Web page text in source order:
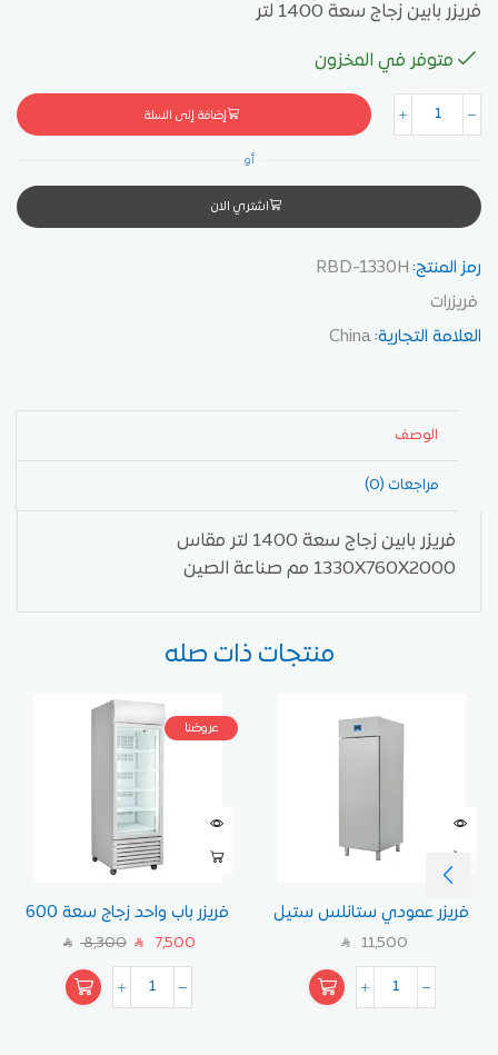
فريزر بابين زجاج سعة 1400 لتر
متوفر في المخزون
إضافة إلى السلة
أو
اشتري الان
رمز المنتج: RBD-1330H
فريزرات
العلامة التجارية:China
الوصف
مراجعات (0)
فريزر بابين زجاج سعة 1400 لتر مقاس
1330X760X2000 مم صناعة الصين
منتجات ذات صله
فريزر عمودي ستانلس ستيل
صماعة تركيا اوزتي
SAR 11,500
عروضنا
فريزر باب واحد زجاج سعة 600
لتر
SAR 8,300 SAR 7,500